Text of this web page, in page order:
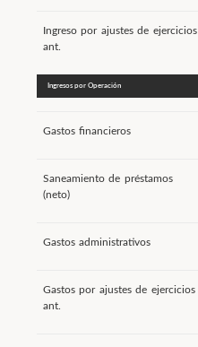
Ingreso por ajustes de ejercicios
ant.
Ingresos por Operación
Gastos financieros
Saneamiento de préstamos
(neto)
Gastos administrativos
Gastos por ajustes de ejercicios
ant.